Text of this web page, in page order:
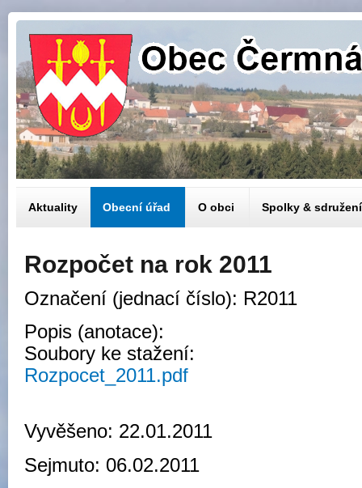
Aktuality Obecní úřad O obci Spolky & sdružení
Rozpočet na rok 2011
Označení (jednací číslo): R2011
Popis (anotace):
Soubory ke stažení:
Rozpocet_2011.pdf
Vyvěšeno: 22.01.2011
Sejmuto: 06.02.2011